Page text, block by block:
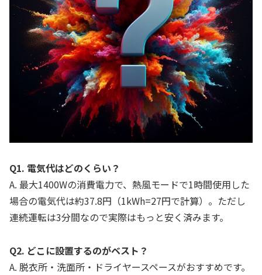
Q1. 電気代はどのくらい？
A. 最大1400Wの消費電力で、熱風モードで1時間使用した
場合の電気代は約37.8円（1kWh=27円で計算）。ただし
連続運転は3分間なので実際はもっと安く済みます。
Q2. どこに設置するのがベスト？
A. 脱衣所・洗面所・ドライヤースペースがおすすめです。